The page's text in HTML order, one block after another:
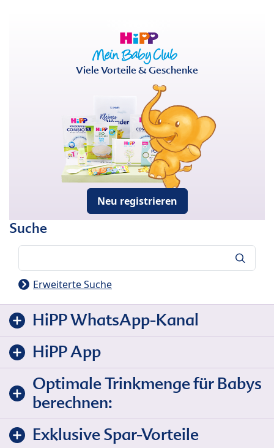
Viele Vorteile & Geschenke
Neu registrieren
Suche
Erweiterte Suche
HiPP WhatsApp-Kanal
HiPP App
Optimale Trinkmenge für Babys
berechnen:
Exklusive Spar-Vorteile